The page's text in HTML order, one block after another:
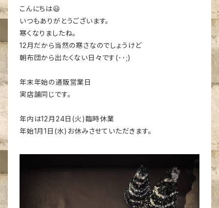
こんにちは😃
いつもありがとうございます。
寒くなりましたね。
12月だから当然の寒さなのでしょうけど
朝布団から出たくない日々です(･･;)
年末年始の通販営業日
実店舗同じです。
年内は12月24日(火)臨時休業
年始1月1日(水)お休みさせていただきます。